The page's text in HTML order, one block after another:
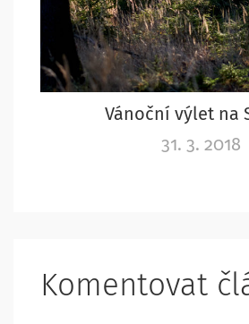
Vánoční výlet na
31. 3. 2018
Komentovat